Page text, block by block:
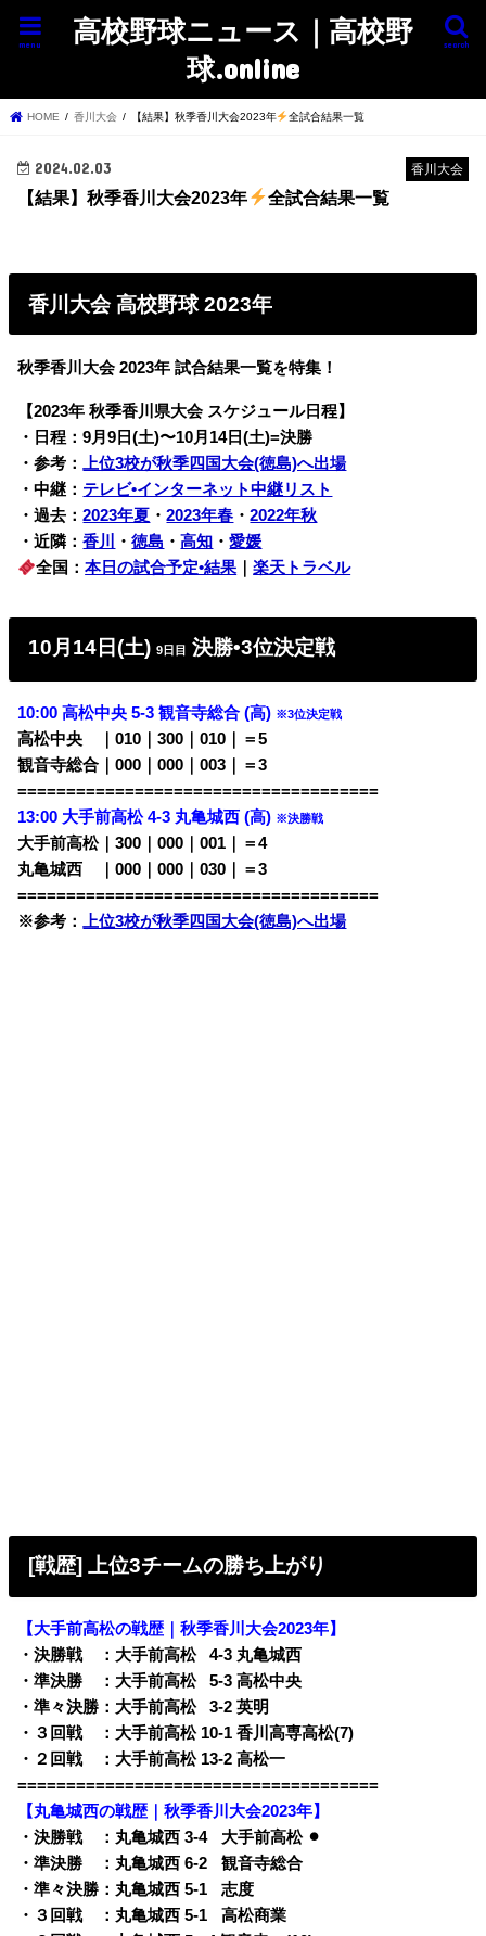
高校野球ニュース｜高校野
球.online
search
menu
HOME 香川大会 【結果】秋季香川大会2023年 全試合結果一覧
香川大会
2024.02.03
【結果】秋季香川大会2023年 全試合結果一覧
香川大会 高校野球 2023年
秋季香川大会 2023年 試合結果一覧を特集！
【2023年 秋季香川県大会 スケジュール日程】
・日程：9月9日(土)〜10月14日(土)=決勝
・参考：
上位3校が秋季四国大会(徳島)へ出場
・中継： テレビ•インターネット中継リスト
・過去：2023年夏 ・2023年春 ・2022年秋
・近隣：香川 ・徳島 ・高知 ・愛媛
全国：本日の試合予定•結果 ｜楽天トラベル
10月14日(土)9日目 決勝•3位決定戦
10:00 高松中央 5-3 観音寺総合 (高) ※3位決定戦
高松中央 ｜010｜300｜010｜＝5
観音寺総合｜000｜000｜003｜＝3
=====================================
13:00 大手前高松 4-3 丸亀城西 (高) ※決勝戦
大手前高松｜300｜000｜001｜＝4
丸亀城西 ｜000｜000｜030｜＝3
=====================================
※参考：
上位3校が秋季四国大会(徳島)へ出場
[戦歴] 上位3チームの勝ち上がり
【大手前高松の戦歴｜秋季香川大会2023年】
・決勝戦 ：大手前高松
04-3 丸亀城西
・準決勝 ：大手前高松
05-3 高松中央
・準々決勝：大手前高松
03-2 英明
・３回戦 ：大手前高松 10-1 香川高専高松(7)
・２回戦 ：大手前高松 13-2 高松一
=====================================
【丸亀城西の戦歴｜秋季香川大会2023年】
・決勝戦 ：丸亀城西 3-4
大手前高松 ⚫︎
・準決勝 ：丸亀城西 6-2
q観音寺総合
・準々決勝：丸亀城西 5-1
q志度
・３回戦 ：丸亀城西 5-1
q高松商業